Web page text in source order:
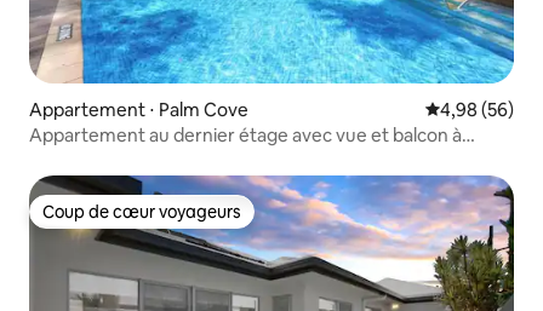
Appartement ⋅ Palm Cove Évaluation
4,98 (56)
Appartement au dernier étage avec vue et balcon à
Coup de cœur voyageurs
Coup de cœur voyageurs